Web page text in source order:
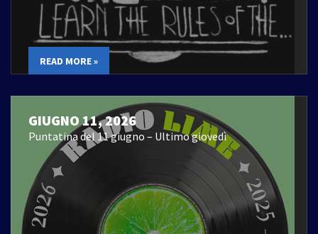
READ MORE »
GIUGNO 11, 2026
Puntatina del 11 giugno – Ultimo giovedì